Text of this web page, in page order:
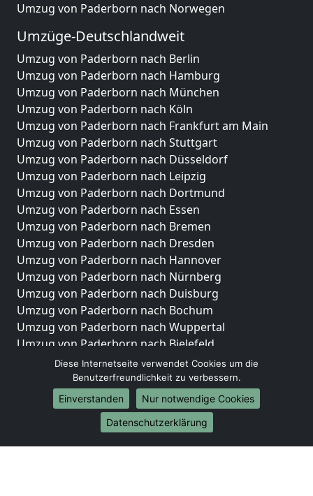
Umzug von Paderborn nach Norwegen
Umzüge-Deutschlandweit
Umzug von Paderborn nach Berlin
Umzug von Paderborn nach Hamburg
Umzug von Paderborn nach München
Umzug von Paderborn nach Köln
Umzug von Paderborn nach Frankfurt am Main
Umzug von Paderborn nach Stuttgart
Umzug von Paderborn nach Düsseldorf
Umzug von Paderborn nach Leipzig
Umzug von Paderborn nach Dortmund
Umzug von Paderborn nach Essen
Umzug von Paderborn nach Bremen
Umzug von Paderborn nach Dresden
Umzug von Paderborn nach Hannover
Umzug von Paderborn nach Nürnberg
Umzug von Paderborn nach Duisburg
Umzug von Paderborn nach Bochum
Umzug von Paderborn nach Wuppertal
Umzug von Paderborn nach Bielefeld
Umzug von Paderborn nach Bonn
Umzug von Paderborn nach Münster
Internationale-Umzüge
Umzug von Paderborn nach Brasilien
Umzug von Paderborn nach Brunei Darussalam
Diese Internetseite verwendet Cookies um die
Benutzerfreundlichkeit zu verbessern.
Einverstanden
Nur notwendige Cookies
Datenschutzerklärung